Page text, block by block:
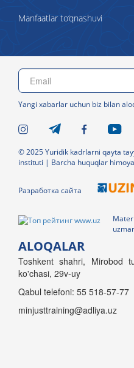
Manfaatlar to‘qnashuvi
Yangi xabarlar uchun biz bilan
© 2025 Yuridik kadrlarni qayta
instituti | Barcha huquqlar
Разработка сайта
ALOQALAR
Toshkent shahri, Mirobod
ko'chasi, 29v-uy
Qabul telefoni: 55 518-57-77
minjusttraining@adliya.uz